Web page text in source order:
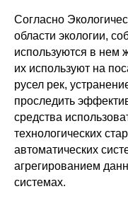
Согласно
области экологии,
используются в нем
их используют на
русел рек,
проследить
средства
технологических
автоматических
агрегированием
системах.